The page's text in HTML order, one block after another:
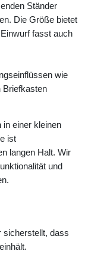
Ständer
Die Größe bietet
fasst auch
wie
Briefkasten
in einer kleinen
ist
langen Halt. Wir
und
sicherstellt, dass